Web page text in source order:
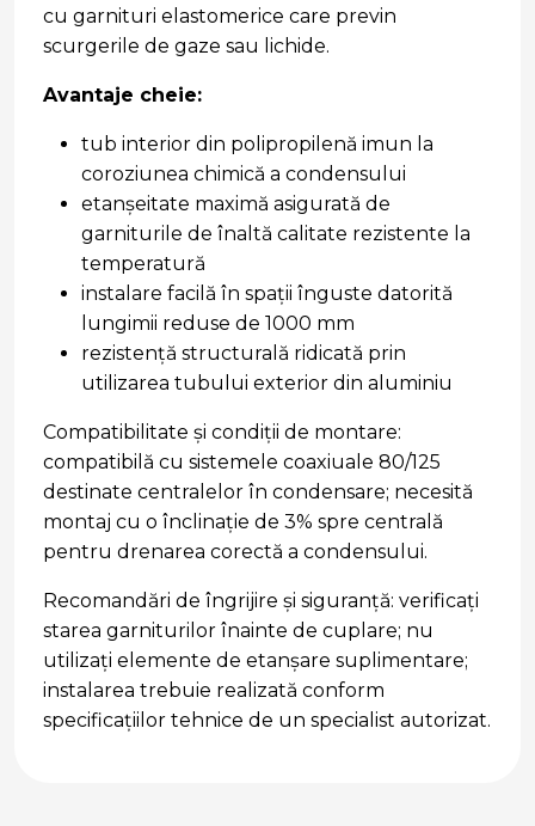
cu garnituri elastomerice care previn
scurgerile de gaze sau lichide.
Avantaje cheie:
tub interior din polipropilenă imun la
coroziunea chimică a condensului
etanșeitate maximă asigurată de
garniturile de înaltă calitate rezistente la
temperatură
instalare facilă în spații înguste datorită
lungimii reduse de 1000 mm
rezistență structurală ridicată prin
utilizarea tubului exterior din aluminiu
Compatibilitate și condiții de montare:
compatibilă cu sistemele coaxiuale 80/125
destinate centralelor în condensare; necesită
montaj cu o înclinație de 3% spre centrală
pentru drenarea corectă a condensului.
Recomandări de îngrijire și siguranță: verificați
starea garniturilor înainte de cuplare; nu
utilizați elemente de etanșare suplimentare;
instalarea trebuie realizată conform
specificațiilor tehnice de un specialist autorizat.